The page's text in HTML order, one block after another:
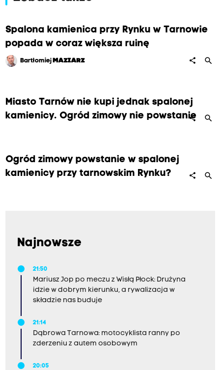
Spalona kamienica przy Rynku w Tarnowie
popada w coraz większa ruinę
Bartłomiej MAZIARZ share search
Miasto Tarnów nie kupi jednak spalonej
kamienicy. Ogród zimowy nie powstanie
share search
Ogród zimowy powstanie w spalonej
kamienicy przy tarnowskim Rynku?
share search
Najnowsze
21:50
Mariusz Jop po meczu z Wisłą Płock: Drużyna
idzie w dobrym kierunku, a rywalizacja w
składzie nas buduje
21:14
Dąbrowa Tarnowa: motocyklista ranny po
zderzeniu z autem osobowym
20:05